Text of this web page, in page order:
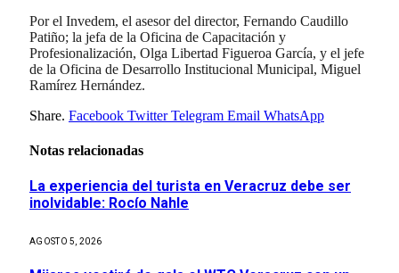
Por el Invedem, el asesor del director, Fernando Caudillo
Patiño; la jefa de la Oficina de Capacitación y
Profesionalización, Olga Libertad Figueroa García, y el jefe
de la Oficina de Desarrollo Institucional Municipal, Miguel
Ramírez Hernández.
Share. Facebook Twitter Telegram Email WhatsApp
Notas relacionadas
La experiencia del turista en Veracruz debe ser
inolvidable: Rocío Nahle
AGOSTO 5, 2026